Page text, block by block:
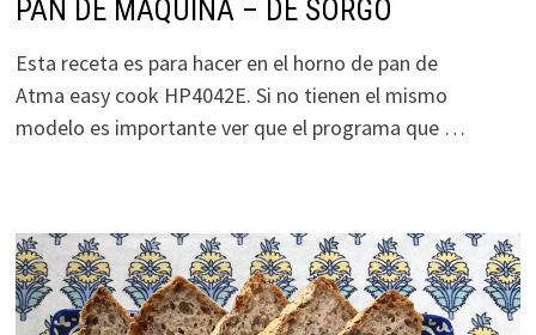
PAN DE MÁQUINA – DE SORGO
Esta receta es para hacer en el horno de pan de
Atma easy cook HP4042E. Si no tienen el mismo
modelo es importante ver que el programa que …